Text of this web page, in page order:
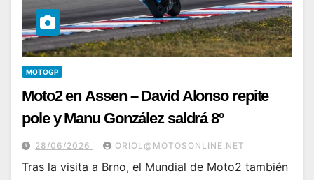
MOTOGP
Moto2 en Assen – David Alonso repite
pole y Manu González saldrá 8º
28/06/2026 ORIOL@MOTOSONLINE.NET
Tras la visita a Brno, el Mundial de Moto2 también